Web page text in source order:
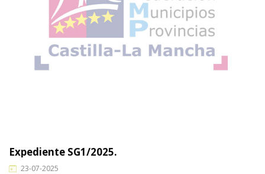
Expediente SG1/2025.
23-07-2025